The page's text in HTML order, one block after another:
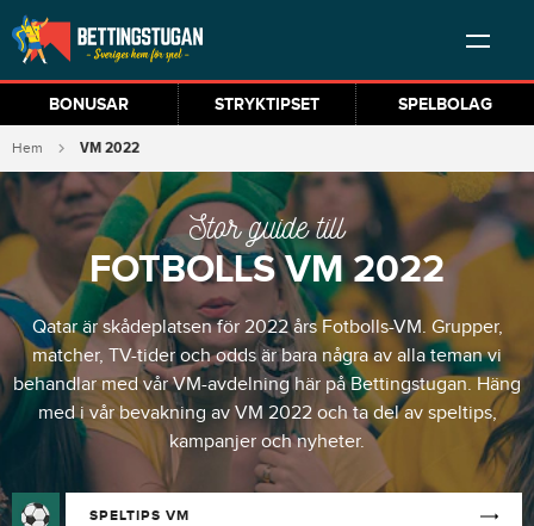
BONUSAR STRYKTIPSET SPELBOLAG
Hem VM 2022
Stor guide till
FOTBOLLS VM 2022
Qatar är skådeplatsen för 2022 års Fotbolls-VM. Grupper,
matcher, TV-tider och odds är bara några av alla teman vi
behandlar med vår VM-avdelning här på Bettingstugan. Häng
med i vår bevakning av VM 2022 och ta del av speltips,
kampanjer och nyheter.
SPELTIPS VM